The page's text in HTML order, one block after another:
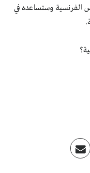
الفرنسية وستساعده في